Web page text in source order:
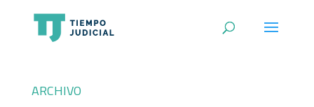
ARCHIVO